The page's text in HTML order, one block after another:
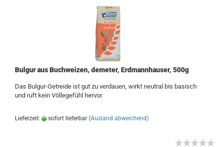
Bulgur aus Buchweizen, demeter, Erdmannhauser, 500g
Das Bulgur-Getreide ist gut zu verdauen, wirkt neutral bis basisch
und ruft kein Völlegefühl hervor.
Lieferzeit: sofort lieferbar (Ausland abweichend)